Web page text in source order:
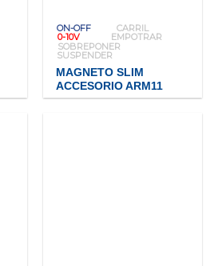
ON-OFF
CARRIL
0-10V
EMPOTRAR
SOBREPONER
SUSPENDER
MAGNETO SLIM
ACCESORIO ARM11